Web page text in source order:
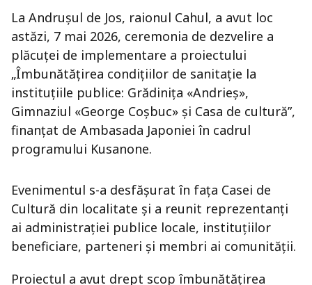
La Andrușul de Jos, raionul Cahul, a avut loc
astăzi, 7 mai 2026, ceremonia de dezvelire a
plăcuței de implementare a proiectului
„Îmbunătățirea condițiilor de sanitație la
instituțiile publice: Grădinița «Andrieș»,
Gimnaziul «George Coșbuc» și Casa de cultură”,
finanțat de Ambasada Japoniei în cadrul
programului Kusanone.
Evenimentul s-a desfășurat în fața Casei de
Cultură din localitate și a reunit reprezentanți
ai administrației publice locale, instituțiilor
beneficiare, parteneri și membri ai comunității.
Proiectul a avut drept scop îmbunătățirea